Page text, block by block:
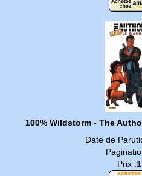
100% Wildstorm - The
Date de
Prix